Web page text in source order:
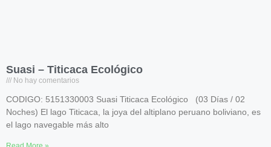
Suasi – Titicaca Ecológico
No hay comentarios
CODIGO: 5151330003 Suasi Titicaca Ecológico (03 Días / 02
Noches) El lago Titicaca, la joya del altiplano peruano boliviano, es
el lago navegable más alto